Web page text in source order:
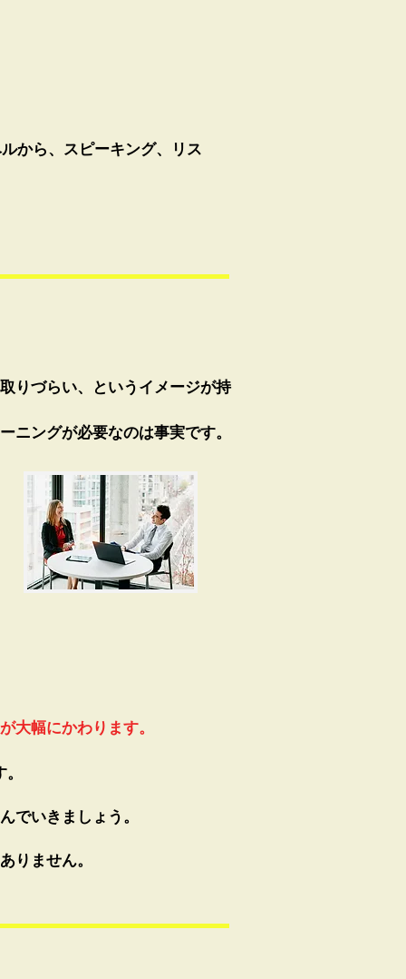
から、スピーキング、リス
りづらい、というイメージが持
ニングが必要なのは事実です。
大幅にかわります。
でいきましょう。
りません。